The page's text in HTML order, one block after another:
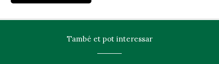
També et pot interessar